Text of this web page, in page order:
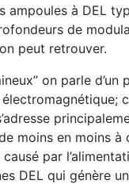
ampoules à DEL
de
peut retrouver.
on parle d’un
moins en moins à
par
DEL qui génère